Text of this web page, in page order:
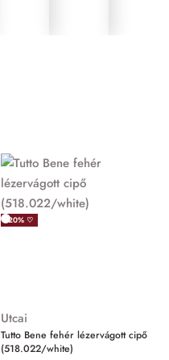
-20% ♡
Utcai
Tutto Bene fehér lézervágott cipő
(518.022/white)